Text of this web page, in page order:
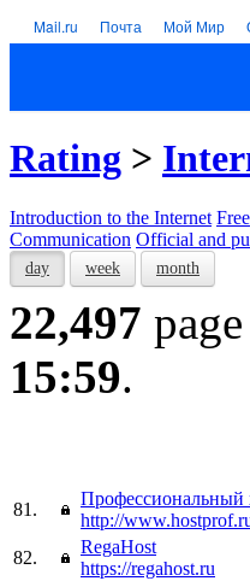
Mail.ru Почта Мой Мир
Rating >
Introduction to the Internet Free
Communication Official and
day week month
22,497
15:59.
81.
Профессиональный
http://
82.
RegaHost
https://regahost.ru